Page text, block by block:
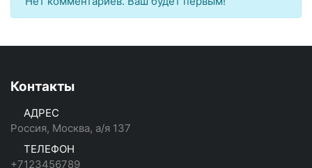
Контакты
АДРЕС
Россия, Москва, а/я 137
ТЕЛЕФОН
+7123456789